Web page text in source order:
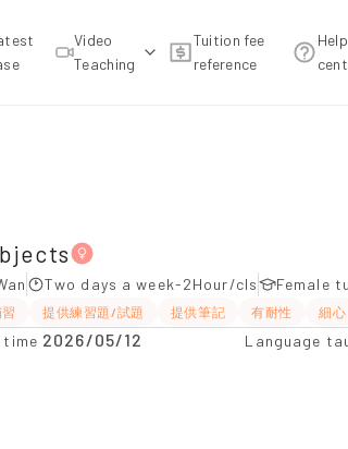
Video
Teaching
Tuition fee
reference
Help
Wan Tuition recommendation
Two days a week-2Hour/cls Female
提供練習題/試題 提供筆記 有耐性 細心
time 2026/05/12 Language